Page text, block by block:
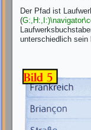
Der Pfad ist
(
unterschiedlich sein